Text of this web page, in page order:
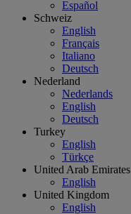
Español
Schweiz
English
Français
Italiano
Deutsch
Nederland
Nederlands
English
Deutsch
Turkey
English
Türkçe
United Arab Emirates
English
United Kingdom
English